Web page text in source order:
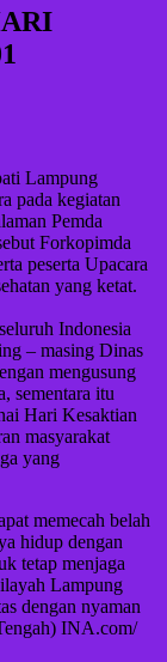
Lampung
pada kegiatan
Pemda
Forkopimda
peserta Upacara
yang ketat.
Indonesia
– masing Dinas
mengusung
sementara itu
Hari Kesaktian
masyarakat
yang
memecah belah
hidup dengan
tetap menjaga
Lampung
dengan nyaman
INA.com/